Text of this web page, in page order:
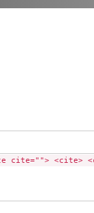
<cite>